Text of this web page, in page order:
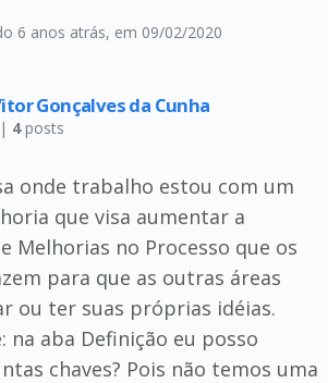
6 anos atrás, em 09/02/2020
Gonçalves da Cunha
4posts
onde trabalho estou com um
que visa aumentar a
Melhorias no Processo que os
para que as outras áreas
ou ter suas próprias idéias.
na aba Definição eu posso
chaves? Pois não temos uma